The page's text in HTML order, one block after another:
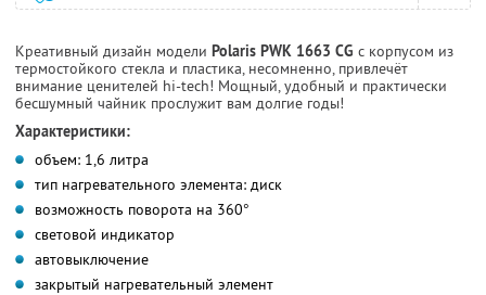
Креативный дизайн модели Polaris PWK 1663 CG с корпусом из
термостойкого стекла и пластика, несомненно, привлечёт
внимание ценителей hi-tech! Мощный, удобный и практически
бесшумный чайник прослужит вам долгие годы!
Характеристики:
объем: 1,6 литра
тип нагревательного элемента: диск
возможность поворота на 360°
световой индикатор
автовыключение
закрытый нагревательный элемент